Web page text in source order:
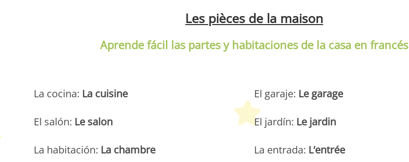
Les pièces de la maison
Aprende fácil las partes y habitaciones de la casa en francés
La cocina: La cuisine
El salón: Le salon
La habitación: La chambre
El garaje: Le garage
El jardín: Le jardin
La entrada: L’entrée